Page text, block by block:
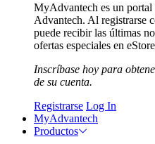
MyAdvantech es un portal
Advantech. Al registrarse
puede recibir las últimas
ofertas especiales en
Inscríbase hoy para
de su cuenta.
Registrarse Log In
MyAdvantech
Productos